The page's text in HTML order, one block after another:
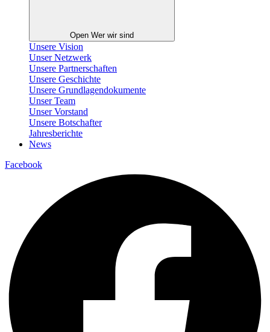
Open Wer wir sind
Unsere Vision
Unser Netzwerk
Unsere Partnerschaften
Unsere Geschichte
Unsere Grundlagendokumente
Unser Team
Unser Vorstand
Unsere Botschafter
Jahresberichte
News
Facebook